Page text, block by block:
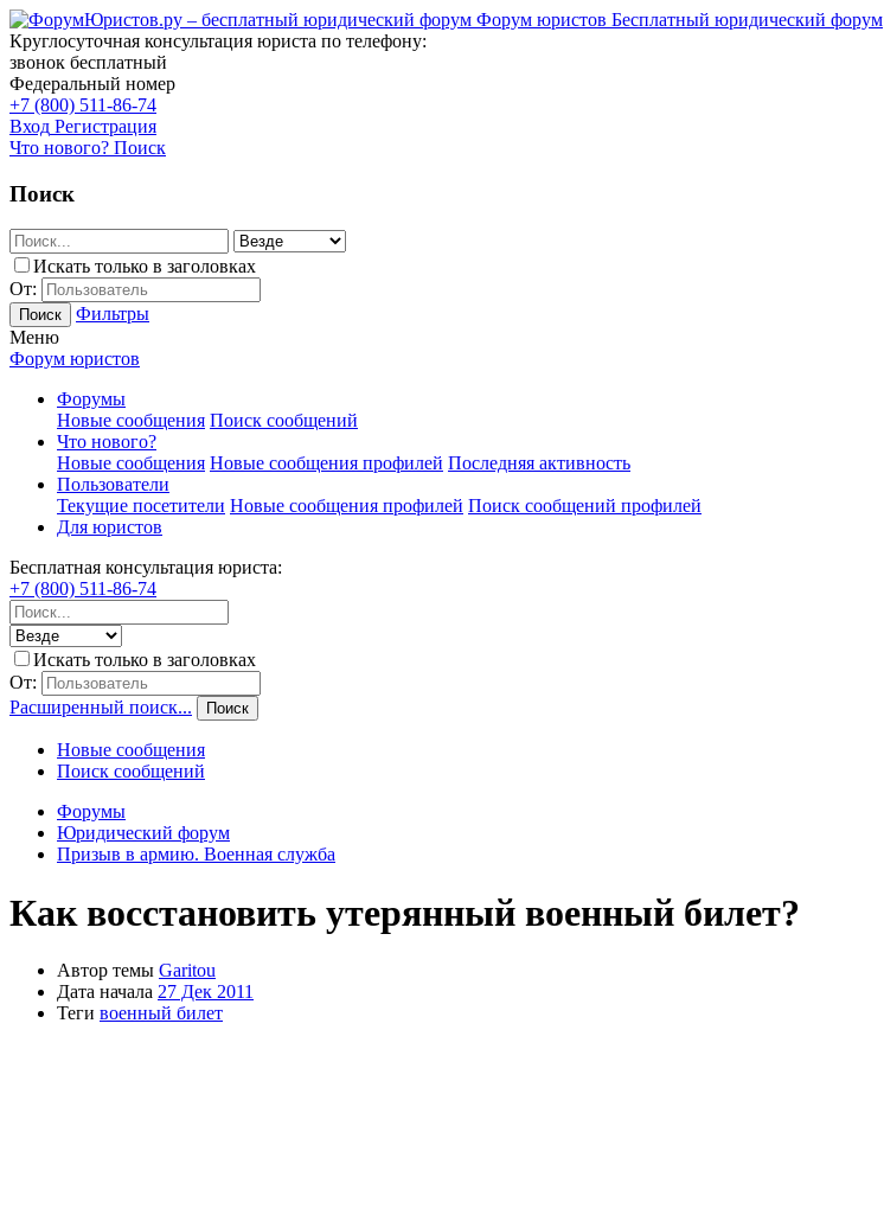
Форум юристов Бесплатный юридический форум
Круглосуточная консультация юриста по телефону:
звонок бесплатный
Федеральный номер
+7 (800) 511-86-74
Вход Регистрация
Что нового? Поиск
Поиск
Искать только в заголовках
От:
Поиск
Фильтры
Меню
Форум юристов
Форумы
Новые сообщения Поиск сообщений
Что нового?
Новые сообщения Новые сообщения профилей Последняя активность
Пользователи
Текущие посетители Новые сообщения профилей Поиск сообщений профилей
Для юристов
Бесплатная консультация юриста:
+7 (800) 511-86-74
Искать только в заголовках
От:
Расширенный поиск...
Поиск
Новые сообщения
Поиск сообщений
Форумы
Юридический форум
Призыв в армию. Военная служба
Как восстановить утерянный военный билет?
Автор темы Garitou
Дата начала 27 Дек 2011
Теги военный билет